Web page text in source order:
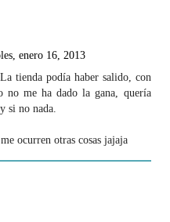
enero 16, 2013
tienda podía haber salido, con
no me ha dado la gana, quería
si no nada.
ocurren otras cosas jajaja